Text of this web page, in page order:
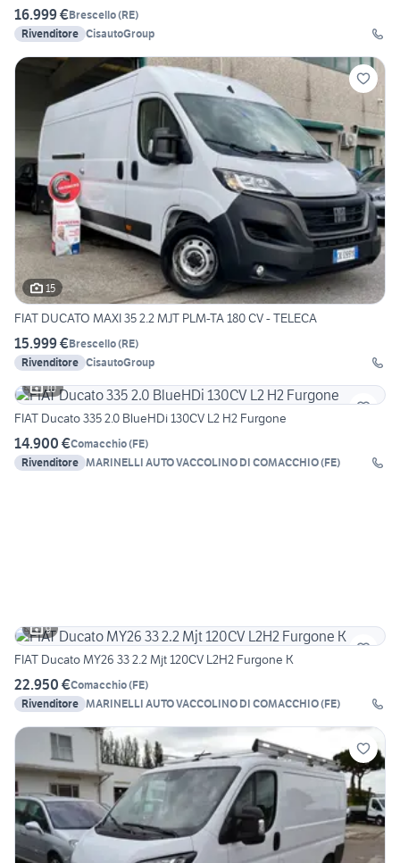
16.999 €Brescello(RE)
Rivenditore CisautoGroup
15
FIAT DUCATO MAXI 35 2.2 MJT PLM-TA 180 CV - TELECA
15.999 €Brescello(RE)
Rivenditore CisautoGroup
10
FIAT Ducato 335 2.0 BlueHDi 130CV L2 H2 Furgone
14.900 €Comacchio(FE)
Rivenditore MARINELLI AUTO VACCOLINO DI COMACCHIO (FE)
9
FIAT Ducato MY26 33 2.2 Mjt 120CV L2H2 Furgone K
22.950 €Comacchio(FE)
Rivenditore MARINELLI AUTO VACCOLINO DI COMACCHIO (FE)